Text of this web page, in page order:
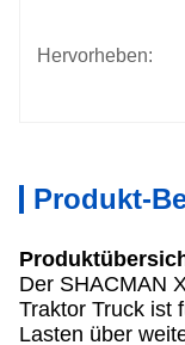
Hervorheben:
Produkt-
Der SHACMAN
Traktor Truck ist
Lasten über